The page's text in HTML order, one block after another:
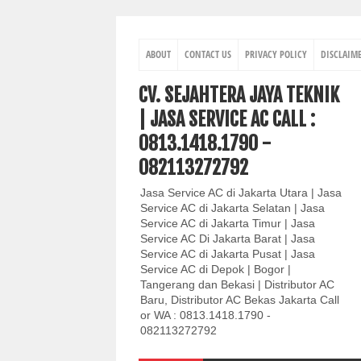
ABOUT CONTACT US PRIVACY POLICY
CV. SEJAHTERA JAYA TEKNIK
| JASA SERVICE AC CALL :
0813.1418.1790 -
082113272792
Jasa Service AC di Jakarta Utara | Jasa
Service AC di Jakarta Selatan | Jasa
Service AC di Jakarta Timur | Jasa
Service AC Di Jakarta Barat | Jasa
Service AC di Jakarta Pusat | Jasa
Service AC di Depok | Bogor |
Tangerang dan Bekasi | Distributor AC
Baru, Distributor AC Bekas Jakarta Call
or WA : 0813.1418.1790 -
082113272792